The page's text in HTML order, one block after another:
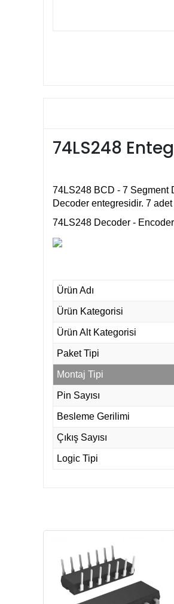
74LS248
74LS248 BCD - 7 Segment
Decoder entegresidir. 7
74LS248 Decoder -
Ürün Adı
Ürün Kategorisi
Ürün Alt Kategorisi
Paket Tipi
Montaj Tipi
Pin Sayısı
Besleme Gerilimi
Çıkış Sayısı
Logic Tipi